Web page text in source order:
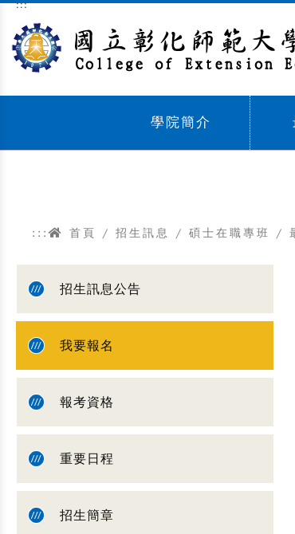
跳到主要內容區塊
:::
學院簡介
::: 首頁 / 招生訊息 / 碩士在職專班 /
招生訊息公告
我要報名
報考資格
重要日程
招生簡章